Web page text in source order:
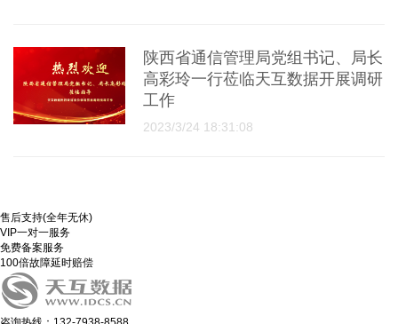
陕西省通信管理局党组书记、局长
高彩玲一行莅临天互数据开展调研
工作
2023/3/24 18:31:08
售后支持(全年无休)
VIP一对一服务
免费备案服务
100倍故障延时赔偿